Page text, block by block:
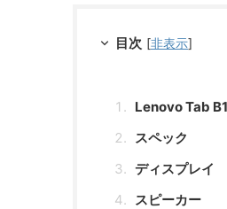
目次 [非表示]
Lenovo Tab
スペック
ディスプレイ
スピーカー